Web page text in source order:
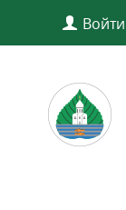
Войти